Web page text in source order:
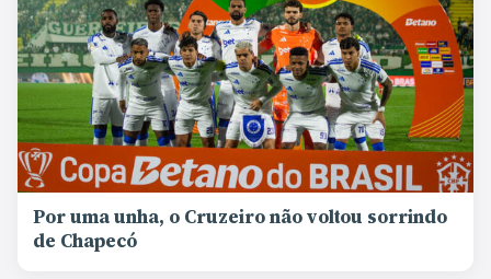
Por uma unha, o Cruzeiro não voltou sorrindo
de Chapecó